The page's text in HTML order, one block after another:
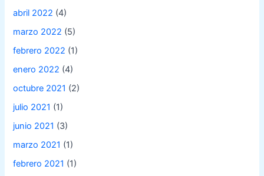
abril 2022 (4)
marzo 2022 (5)
febrero 2022 (1)
enero 2022 (4)
octubre 2021 (2)
julio 2021 (1)
junio 2021 (3)
marzo 2021 (1)
febrero 2021 (1)